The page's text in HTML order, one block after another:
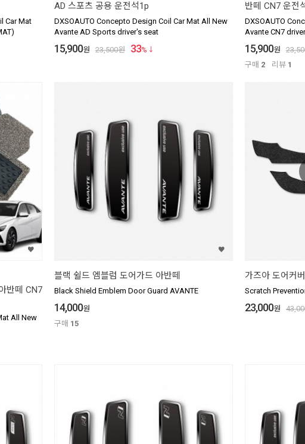
Car Mat
AD 스포츠 공용 운전석1p
DXSOAUTO Concepto Design Coil Car Mat All New
Avante AD Sports driver's seat
15,900원 23,500원 33%
반떼 CN7 운전
DXSOAUTO
Avante CN7
15,900원
구매 2 리뷰 1
반떼 CN7
All New
블랙 쉴드 엠블럼 도어가드 아반떼
Black Shield Emblem Door Guard AVANTE
14,000원
구매 15
가즈아 도어커
Scratch
23,000원